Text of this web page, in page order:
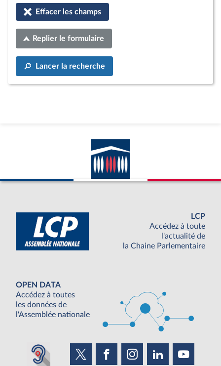
Effacer les champs
Replier le formulaire
Lancer la recherche
LCP
Accédez à toute
l'actualité de
la Chaine Parlementaire
OPEN DATA
Accédez à toutes
les données de
l'Assemblée nationale